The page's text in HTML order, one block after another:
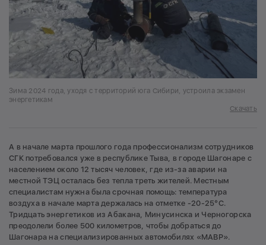
Зима 2024 года, уходя с территорий юга Сибири, устроила экзамен
энергетикам
Скачать
А в начале марта прошлого года профессионализм сотрудников
СГК потребовался уже в республике Тыва, в городе Шагонаре с
населением около 12 тысяч человек, где из-за аварии на
местной ТЭЦ осталась без тепла треть жителей. Местным
специалистам нужна была срочная помощь: температура
воздуха в начале марта держалась на отметке -20-25°С.
Тридцать энергетиков из Абакана, Минусинска и Черногорска
преодолели более 500 километров, чтобы добраться до
Шагонара на специализированных автомобилях «МАВР».